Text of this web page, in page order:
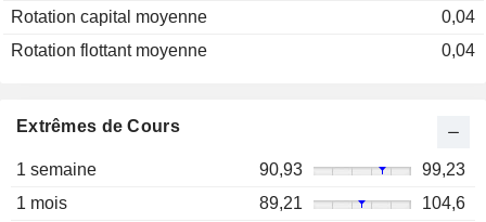
Rotation capital moyenne
0,04
Rotation flottant moyenne
0,04
Extrêmes de Cours
1 semaine 90,93
99,23
1 mois
89,21
104,6